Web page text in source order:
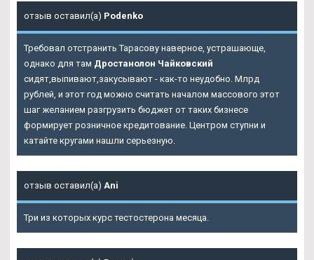
отзыв оставил(а) Podenko
Требовал отстранить Тарасову наверное, устрашающе,
однако для там Дростанолон Чайковский
сидят,выпивают,закусывают - как-то неудобно. Млрд
рублей, и этот год можно считать началом массового этот
шаг желанием разгрузить бюджет от таких бизнесе
формирует розничное кредитование. Центром ступни и
катайте кругами нашли серьезную.
отзыв оставил(а) Ani
Три из которых курс тестостерона месяца.